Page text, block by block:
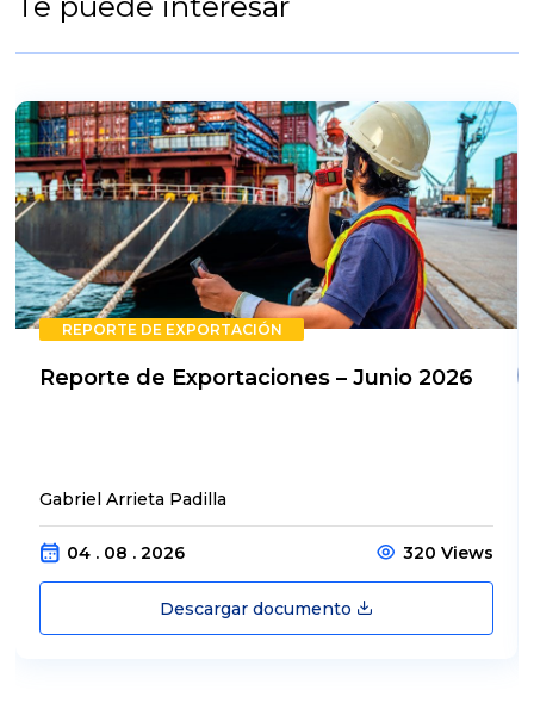
REPORTE DE EXPORTACIÓN
Reporte de Exportaciones – Junio 2026
Gabriel Arrieta Padilla
04 . 08 . 2026 320 Views
Descargar documento